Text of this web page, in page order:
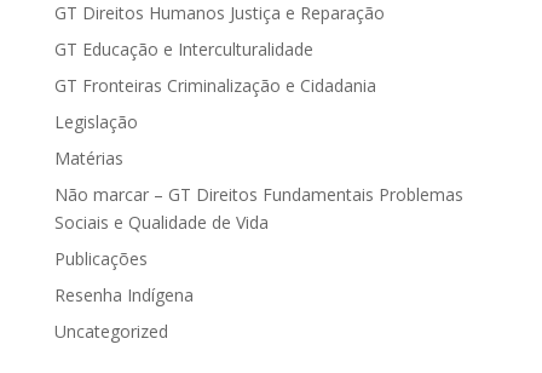
GT Direitos Humanos Justiça e Reparação
GT Educação e Interculturalidade
GT Fronteiras Criminalização e Cidadania
Legislação
Matérias
Não marcar – GT Direitos Fundamentais Problemas
Sociais e Qualidade de Vida
Publicações
Resenha Indígena
Uncategorized